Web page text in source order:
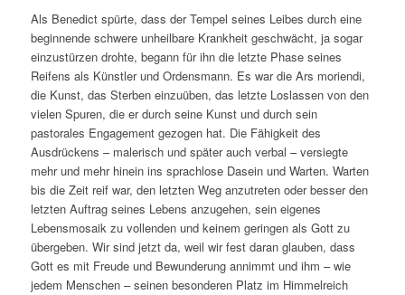
Als Benedict spürte, dass der Tempel seines Leibes durch eine
beginnende schwere unheilbare Krankheit geschwächt, ja sogar
einzustürzen drohte, begann für ihn die letzte Phase seines
Reifens als Künstler und Ordensmann. Es war die Ars moriendi,
die Kunst, das Sterben einzuüben, das letzte Loslassen von den
vielen Spuren, die er durch seine Kunst und durch sein
pastorales Engagement gezogen hat. Die Fähigkeit des
Ausdrückens – malerisch und später auch verbal – versiegte
mehr und mehr hinein ins sprachlose Dasein und Warten. Warten
bis die Zeit reif war, den letzten Weg anzutreten oder besser den
letzten Auftrag seines Lebens anzugehen, sein eigenes
Lebensmosaik zu vollenden und keinem geringen als Gott zu
übergeben. Wir sind jetzt da, weil wir fest daran glauben, dass
Gott es mit Freude und Bewunderung annimmt und ihm – wie
jedem Menschen – seinen besonderen Platz im Himmelreich